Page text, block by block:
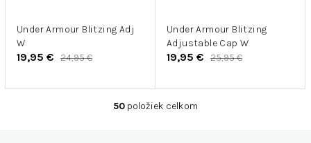
Under Armour Blitzing Adj
W
19,95 € 24,95 €
Under Armour Blitzing
Adjustable Cap W
19,95 € 25,95 €
O
50 položiek celkom